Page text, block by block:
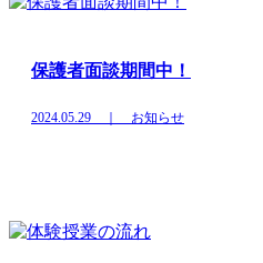
保護者面談期間中！
2024.05.29 ｜ お知らせ